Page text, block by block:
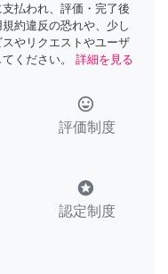
払われ、評価・完了後
約違反の恐れや、少し
やリクエストやユーザ
ください。
詳細を見る
tag_faces
評価制度
stars
認定制度